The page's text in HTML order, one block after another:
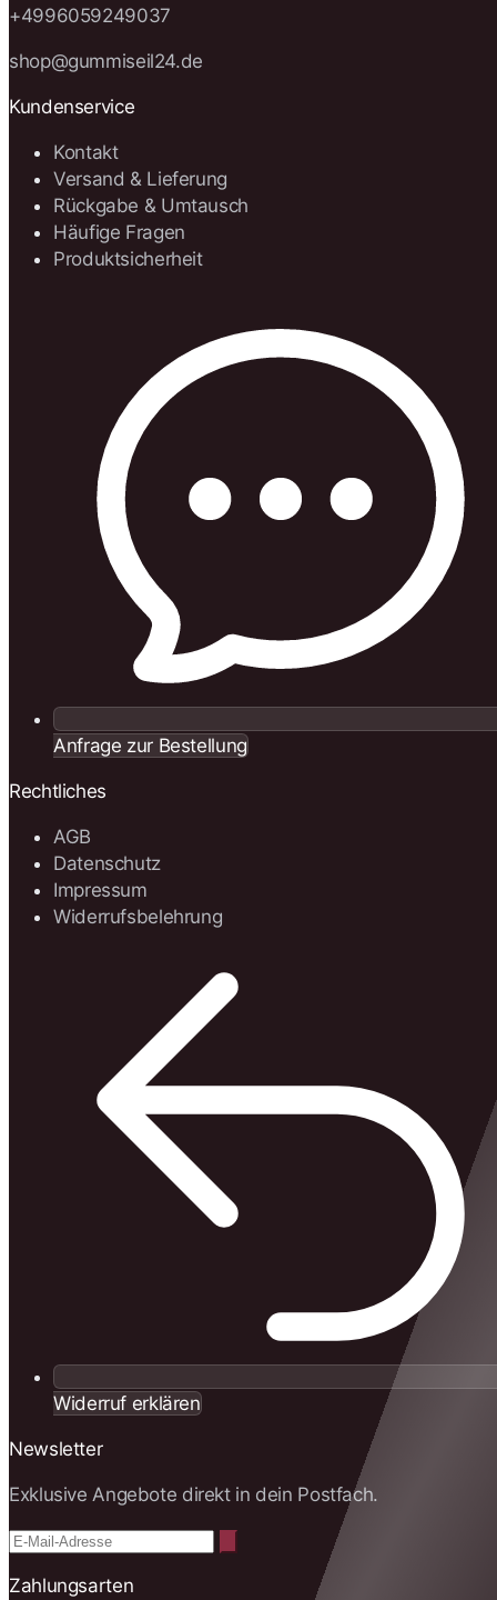
+4996059249037
shop@gummiseil24.de
Kundenservice
Kontakt
Versand & Lieferung
Rückgabe & Umtausch
Häufige Fragen
Produktsicherheit
Anfrage zur Bestellung
Rechtliches
AGB
Datenschutz
Impressum
Widerrufsbelehrung
Widerruf erklären
Newsletter
Exklusive Angebote direkt in dein Postfach.
Zahlungsarten